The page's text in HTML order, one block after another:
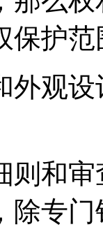
保护
外观
则和
除专